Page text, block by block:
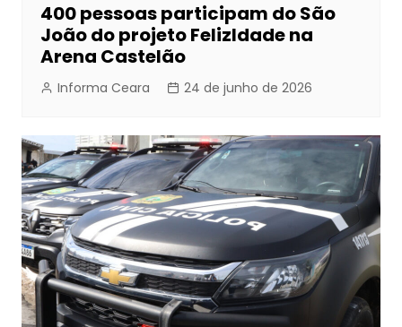
400 pessoas participam do São
João do projeto FelizIdade na
Arena Castelão
Informa Ceara 24 de junho de 2026